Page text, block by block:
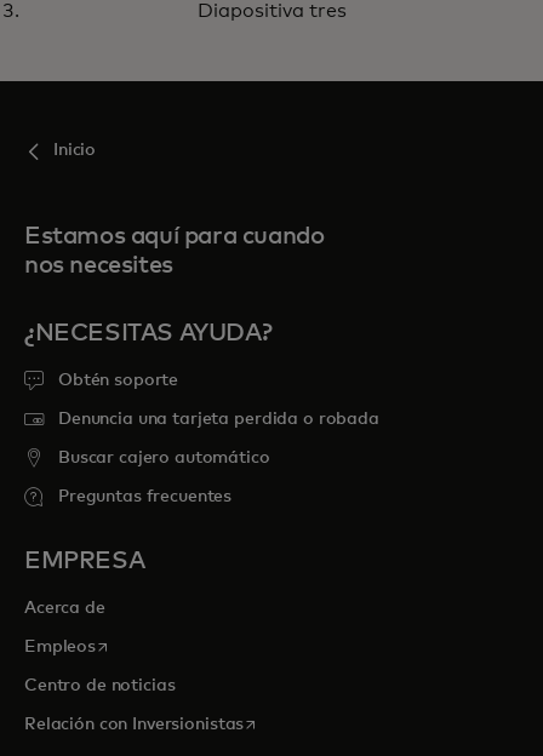
Diapositiva tres
Inicio
Estamos aquí para cuando
nos necesites
¿NECESITAS AYUDA?
Obtén soporte
Denuncia una tarjeta perdida o robada
Buscar cajero automático
Preguntas frecuentes
EMPRESA
Acerca de
Empleosse abre en una pestaña nueva
Centro de noticias
Relación con Inversionistasse abre en una pestaña nueva